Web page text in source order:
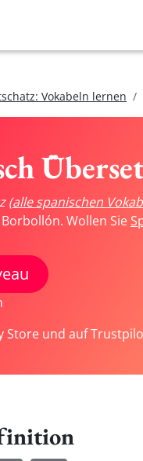
Vokabeln lernen
(alle spanischen
Wollen Sie
Store und auf